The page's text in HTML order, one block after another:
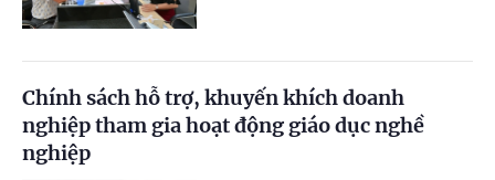
Chính sách hỗ trợ, khuyến khích doanh
nghiệp tham gia hoạt động giáo dục nghề
nghiệp